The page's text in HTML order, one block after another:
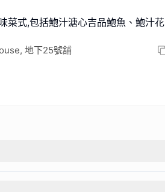
菜式,包括鮑汁溏心吉品鮑魚、鮑汁花
地下25號舖